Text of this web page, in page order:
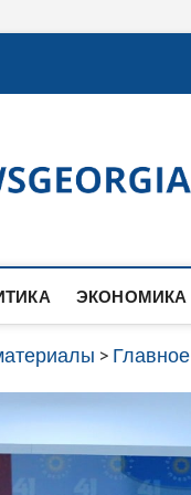
ЭКОНОМИКА
> Главное